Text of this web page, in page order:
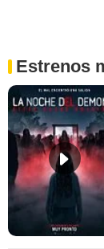
Estrenos